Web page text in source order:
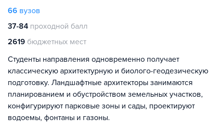
66 вузов
37-84 проходной балл
2619 бюджетных мест
Студенты направления одновременно получает
классическую архитектурную и биолого-геодезическую
подготовку. Ландшафтные архитекторы занимаются
планированием и обустройством земельных участков,
конфигурируют парковые зоны и сады, проектируют
водоемы, фонтаны и газоны.